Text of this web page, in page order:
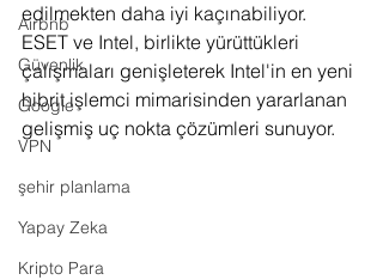
Airbnb
Güvenlik
Google
VPN
şehir planlama
Yapay Zeka
Kripto Para
edilmekten daha iyi kaçınabiliyor.
ESET ve Intel, birlikte yürüttükleri
çalışmaları genişleterek Intel'in en yeni
hibrit işlemci mimarisinden yararlanan
gelişmiş uç nokta çözümleri sunuyor.